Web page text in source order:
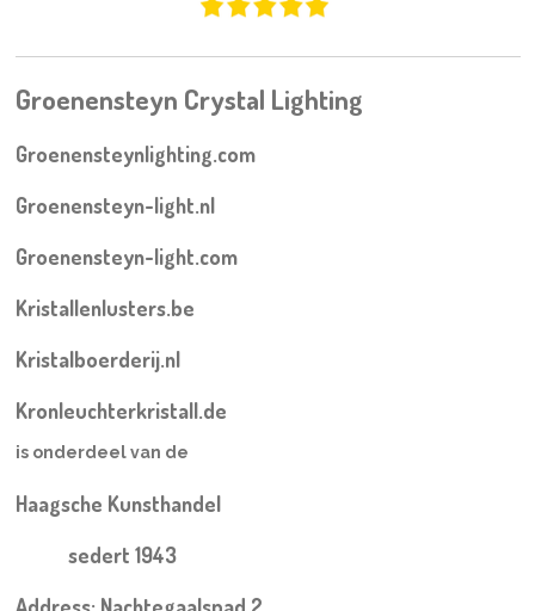
Groenensteyn Crystal Lighting
Groenensteynlighting.com
Groenensteyn-light.nl
Groenensteyn-light.com
Kristallenlusters.be
Kristalboerderij.nl
Kronleuchterkristall.de
is onderdeel van de
Haagsche Kunsthandel
sedert 1943